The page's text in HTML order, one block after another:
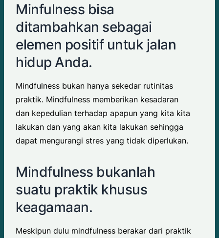
Minfulness bisa
ditambahkan sebagai
elemen positif untuk jalan
hidup Anda.
Mindfulness bukan hanya sekedar rutinitas
praktik. Mindfulness memberikan kesadaran
dan kepedulian terhadap apapun yang kita kita
lakukan dan yang akan kita lakukan sehingga
dapat mengurangi stres yang tidak diperlukan.
Mindfulness bukanlah
suatu praktik khusus
keagamaan.
Meskipun dulu mindfulness berakar dari praktik